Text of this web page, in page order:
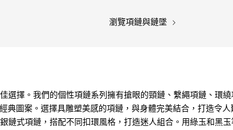
瀏覽項鏈與鏈墜
選擇。我們的個性項鏈系列擁有搶眼的頸鏈、繫繩項鏈、環
典圖案。選擇具雕塑美感的項鏈，與身體完美結合，打造令
鏈式項鏈，搭配不同扣環風格，打造迷人組合。用綠玉和黑